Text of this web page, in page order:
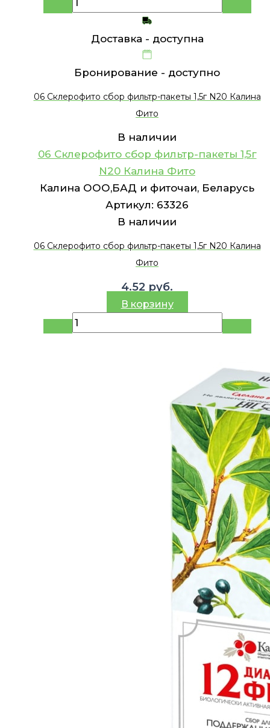
Доставка - доступна
Бронирование - доступно
06 Склерофито сбор фильтр-пакеты 1,5г N20 Калина
Фито
В наличии
06 Склерофито сбор фильтр-пакеты 1,5г
N20 Калина Фито
Калина ООО,БАД и фиточаи, Беларусь
Артикул: 63326
В наличии
06 Склерофито сбор фильтр-пакеты 1,5г N20 Калина
Фито
4.52 руб.
В корзину